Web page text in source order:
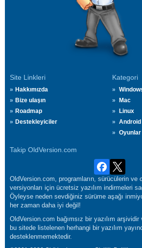
Site Linkleri
Hakkımızda
Bize ulaşın
Roadmap
Destekleyiciler
Kategori
Mac
Linux
Android
Oyunlar
Takip OldVersion.com
OldVersion.com, programların, sürücülerin ve
versiyonları için ücretsiz yazılım indirmeleri
Öyleyse neden sevdiğiniz sürüme aşağı
her zaman daha iyi değil!
OldVersion.com bağımsız bir yazılım
bu sitede listelenen herhangi bir yazılım
desteklenmemektedir.